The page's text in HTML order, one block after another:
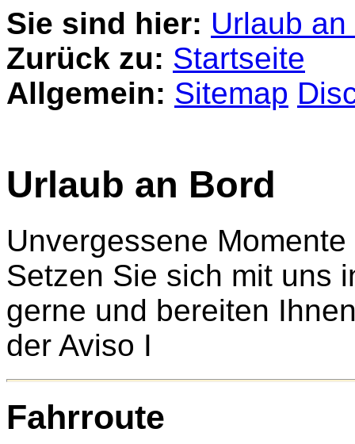
Sie sind hier: Urlaub an
Zurück zu: Startseite
Allgemein: Sitemap
Urlaub an Bord
Unvergessene
Setzen Sie sich mit uns
gerne und bereiten
der Aviso I
Fahrroute